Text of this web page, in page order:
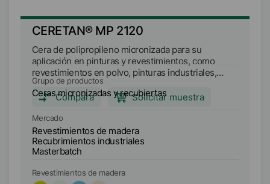
CERETAN® MP 2120
Cera de polipropileno micronizada para su
aplicación en pinturas y revestimientos, como
revestimientos en polvo, pinturas industriales,
revestimientos arquitectónicos, de muebles y de
suelos, y tintas de impresión, como tintas de
flexografía.
Compara Solicitar muestra
Grupo de productos
Ceras micronizadas y recubiertas
Mercado
Revestimientos de madera
Recubrimientos industriales
Masterbatch
Revestimientos de madera